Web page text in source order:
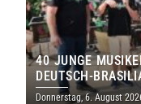
40 JUNGE
DEUTSCH-
THOLEY
Donnerstag, 6. August